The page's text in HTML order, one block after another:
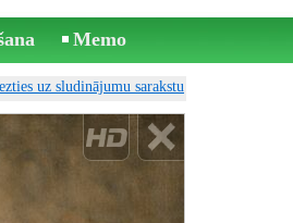
Memo
uz sludinājumu sarakstu